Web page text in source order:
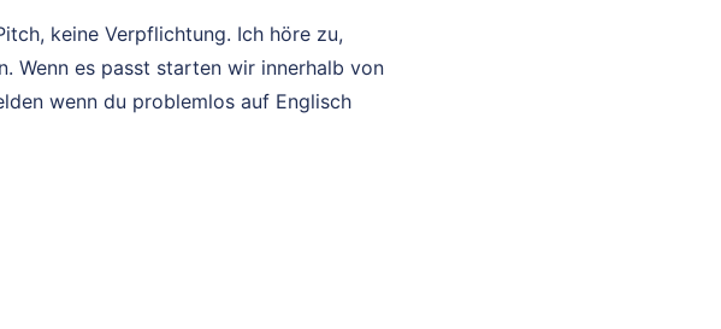
keine Verpflichtung. Ich höre zu,
Wenn es passt starten wir innerhalb von
wenn du problemlos auf Englisch